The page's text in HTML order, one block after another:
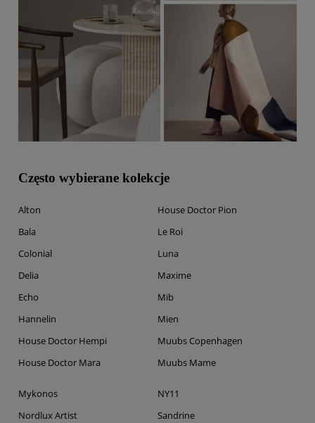
Często wybierane kolekcje
Alton
Bala
Colonial
Delia
Echo
Hannelin
House Doctor Hempi
House Doctor Mara
House Doctor Pion
Le Roi
Luna
Maxime
Mib
Mien
Muubs Copenhagen
Muubs Mame
Mykonos
Nordlux Artist
NY11
Sandrine